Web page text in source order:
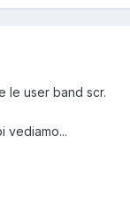
le user band scr.
vediamo...